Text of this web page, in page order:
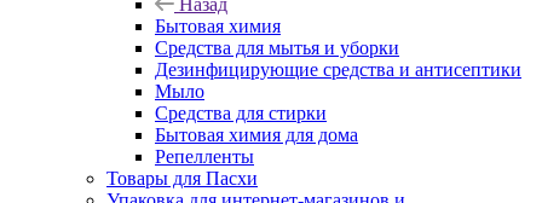
Назад
Бытовая химия
Средства для мытья и уборки
Дезинфицирующие средства и антисептики
Мыло
Средства для стирки
Бытовая химия для дома
Репелленты
Товары для Пасхи